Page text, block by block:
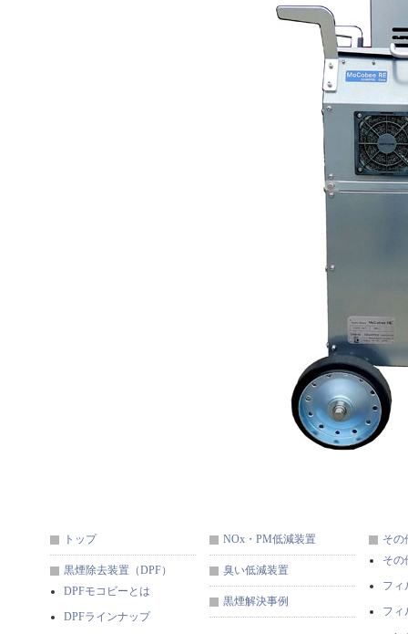
トップ
黒煙除去装置（DPF）
DPFモコビーとは
DPFラインナップ
NOx・PM低減装置
臭い低減装置
黒煙解決事例
その
その
フィ
フィ